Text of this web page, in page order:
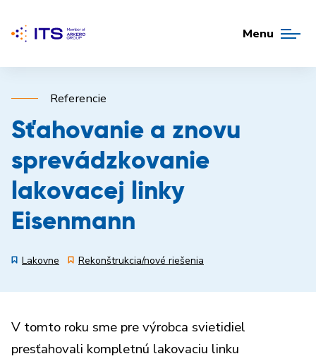
Menu
Referencie
Sťahovanie a znovu
sprevádzkovanie
lakovacej linky
Eisenmann
Lakovne Rekonštrukcia/nové riešenia
V tomto roku sme pre výrobca svietidiel
presťahovali kompletnú lakovaciu linku